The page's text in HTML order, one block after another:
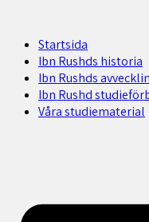
Startsida
Ibn Rushds historia
Ibn Rushds
Ibn Rushd
Våra studiematerial